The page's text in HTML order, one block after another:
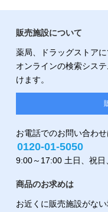
販売施設について
薬局、ドラッグストアに
オンラインの検索シス
けます。
お電話でのお問い合わせ
0120-01-5050
9:00～17:00 土日、祝日
商品のお求めは
お近くに販売施設がな